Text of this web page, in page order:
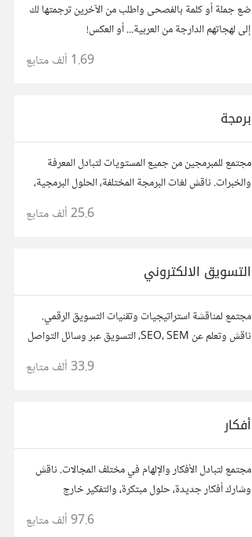
ضع جملة أو كلمة بالفصحى واطلب من الآخرين ترجمتها لك
إلى لهجاتهم الدارجة من العربية... أو العكس!
1.69 ألف متابع
برمجة
مجتمع للمبرمجين من جميع المستويات لتبادل المعرفة
والخبرات. ناقش لغات البرمجة المختلفة، الحلول البرمجية،
25.6 ألف متابع
التسويق الالكتروني
مجتمع لمناقشة استراتيجيات وتقنيات التسويق الرقمي.
ناقش وتعلم عن SEO، SEM، التسويق عبر وسائل التواصل
الاجتماعي، وتحليل البيانات. شارك تجاربك، نصائحك،
وأسئلتك، وتواصل مع متخصصين في هذا المجال.
33.9 ألف متابع
أفكار
مجتمع لتبادل الأفكار والإلهام في مختلف المجالات. ناقش
وشارك أفكار جديدة، حلول مبتكرة، والتفكير خارج
الصندوق. شارك بمقترحاتك وأسئلتك، وتواصل مع مفكرين
97.6 ألف متابع